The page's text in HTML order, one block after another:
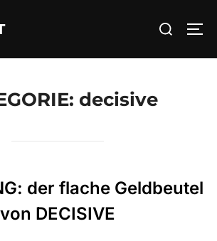
Suchen
decisive
der flache Geldbeutel
von DECISIVE